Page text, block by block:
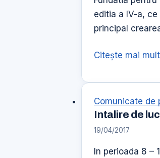
editia a IV-a,
principal
Citește mai mult
Comunicate de
Intalire de
19/04/2017
In perioada 8 –